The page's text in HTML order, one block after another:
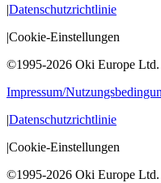
|Datenschutzrichtlinie
|Cookie-Einstellungen
©1995-2026 Oki Europe Ltd.
Impressum/
|Datenschutzrichtlinie
|Cookie-Einstellungen
©1995-2026 Oki Europe Ltd.